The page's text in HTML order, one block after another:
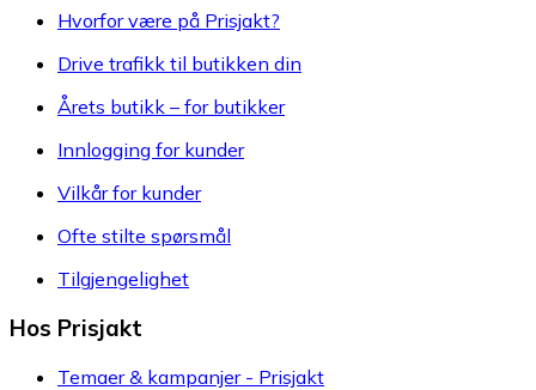
Hvorfor være på Prisjakt?
Drive trafikk til butikken din
Årets butikk – for butikker
Innlogging for kunder
Vilkår for kunder
Ofte stilte spørsmål
Tilgjengelighet
Hos Prisjakt
Temaer & kampanjer - Prisjakt